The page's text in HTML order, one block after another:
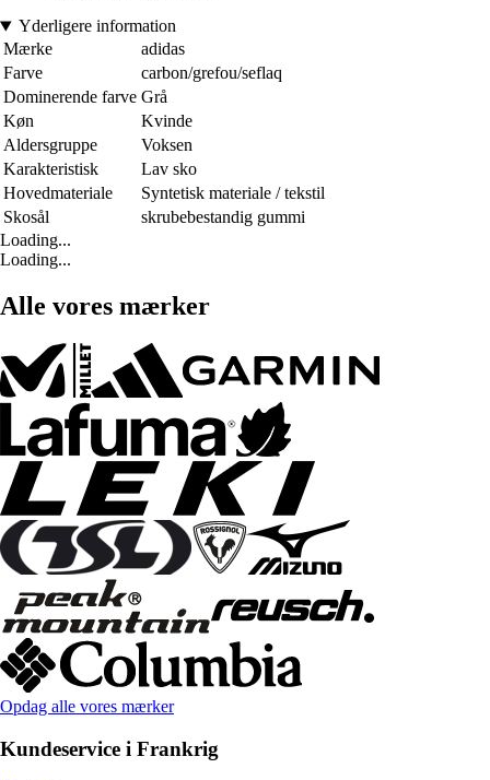
Yderligere information
Mærke
adidas
Farve
carbon/grefou/seflaq
Dominerende farve Grå
Køn
Kvinde
Aldersgruppe
Voksen
Karakteristisk
Lav sko
Hovedmateriale
Syntetisk materiale / tekstil
Skosål
skrubebestandig gummi
Loading...
Loading...
Alle vores mærker
Opdag alle vores mærker
Kundeservice i Frankrig